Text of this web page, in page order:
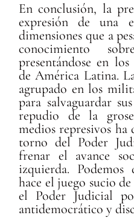
En conclusión, la
expresión de una
dimensiones que a
conocimiento
presentándose en
de América Latina.
agrupado en los
para salvaguardar
repudio de la
medios represivos
torno del Poder
frenar el avance
izquierda.
hace el juego sucio
el Poder Judicial
antidemocrático y